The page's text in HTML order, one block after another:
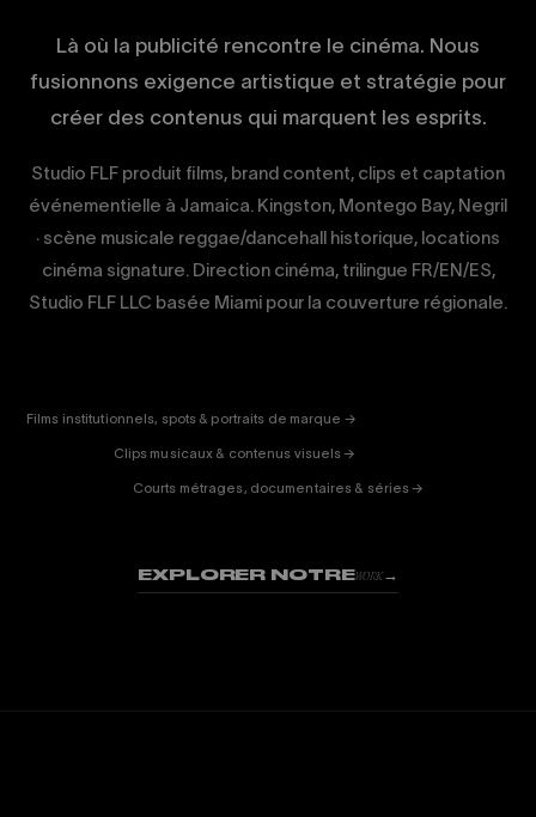
Là où la publicité rencontre le cinéma. Nous
fusionnons exigence artistique et stratégie pour
créer des contenus qui marquent les esprits.
Studio FLF produit films, brand content, clips et captation
événementielle à Jamaica. Kingston, Montego Bay, Negril
· scène musicale reggae/dancehall historique, locations
cinéma signature. Direction cinéma, trilingue FR/EN/ES,
Studio FLF LLC basée Miami pour la couverture régionale.
Films institutionnels, spots & portraits de marque →
Clips musicaux & contenus visuels →
FICTION
& DOC
Courts métrages, documentaires & séries →
EXPLORER NOTREWORK→